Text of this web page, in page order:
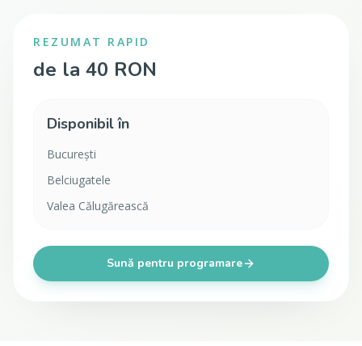
REZUMAT RAPID
de la 40 RON
Disponibil în
București
Belciugatele
Valea Călugărească
Sună pentru programare